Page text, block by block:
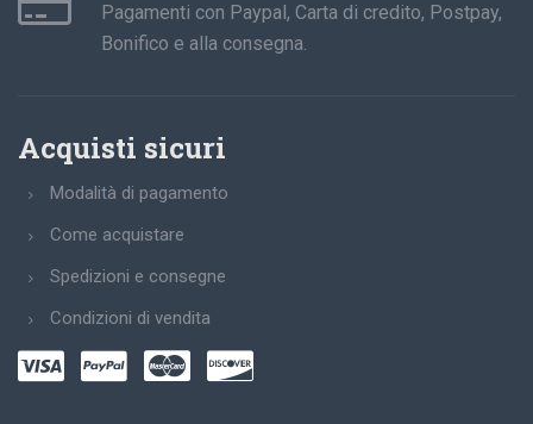
Pagamenti con Paypal, Carta di credito, Postpay,
Bonifico e alla consegna.
Acquisti sicuri
Modalità di pagamento
Come acquistare
Spedizioni e consegne
Condizioni di vendita